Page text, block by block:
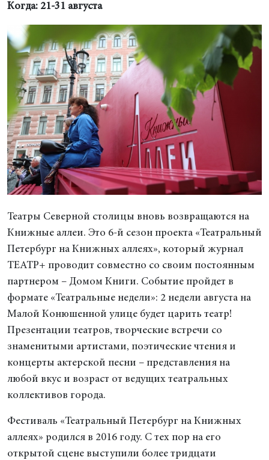
Когда: 21-31 августа
Театры Северной столицы вновь возвращаются на
Книжные аллеи. Это 6-й сезон проекта «Театральный
Петербург на Книжных аллеях», который журнал
ТЕАТР+ проводит совместно со своим постоянным
партнером – Домом Книги. Событие пройдет в
формате «Театральные недели»: 2 недели августа на
Малой Конюшенной улице будет царить театр!
Презентации театров, творческие встречи со
знаменитыми артистами, поэтические чтения и
концерты актерской песни – представления на
любой вкус и возраст от ведущих театральных
коллективов города.
Фестиваль «Театральный Петербург на Книжных
аллеях» родился в 2016 году. С тех пор на его
открытой сцене выступили более тридцати